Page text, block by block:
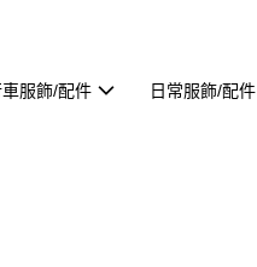
車服飾/配件 日常服飾/配件